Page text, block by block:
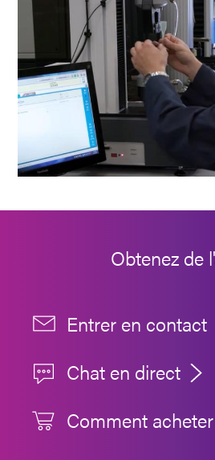
Obtenez de
Entrer en contact
Chat en direct
Comment acheter